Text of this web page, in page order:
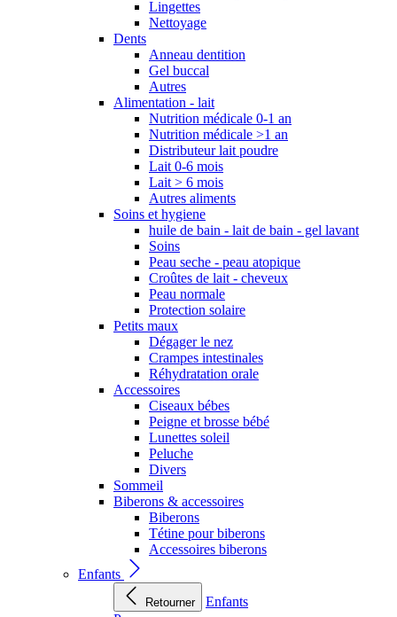
Lingettes
Nettoyage
Dents
Anneau dentition
Gel buccal
Autres
Alimentation - lait
Nutrition médicale 0-1 an
Nutrition médicale >1 an
Distributeur lait poudre
Lait 0-6 mois
Lait > 6 mois
Autres aliments
Soins et hygiene
huile de bain - lait de bain - gel lavant
Soins
Peau seche - peau atopique
Croûtes de lait - cheveux
Peau normale
Protection solaire
Petits maux
Dégager le nez
Crampes intestinales
Réhydratation orale
Accessoires
Ciseaux bébes
Peigne et brosse bébé
Lunettes soleil
Peluche
Divers
Sommeil
Biberons & accessoires
Biberons
Tétine pour biberons
Accessoires biberons
Enfants
Retourner
Enfants